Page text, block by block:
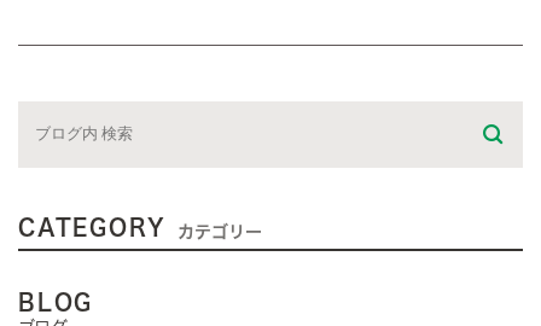
CATEGORY カテゴリー
BLOG